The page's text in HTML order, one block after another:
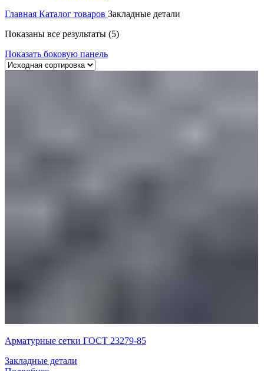
Главная Каталог товаров Закладные детали
Показаны все результаты (5)
Показать боковую панель
Арматурные сетки ГОСТ 23279-85
Закладные детали